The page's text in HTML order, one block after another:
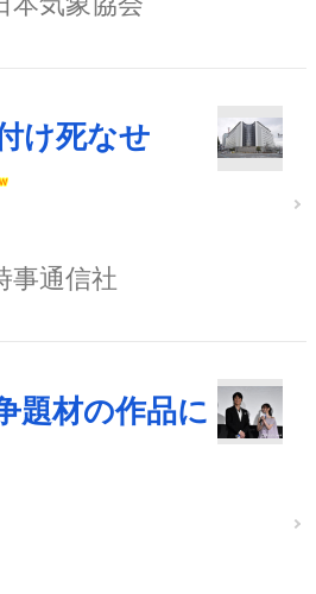
け死なせ
事通信社
題材の作品に